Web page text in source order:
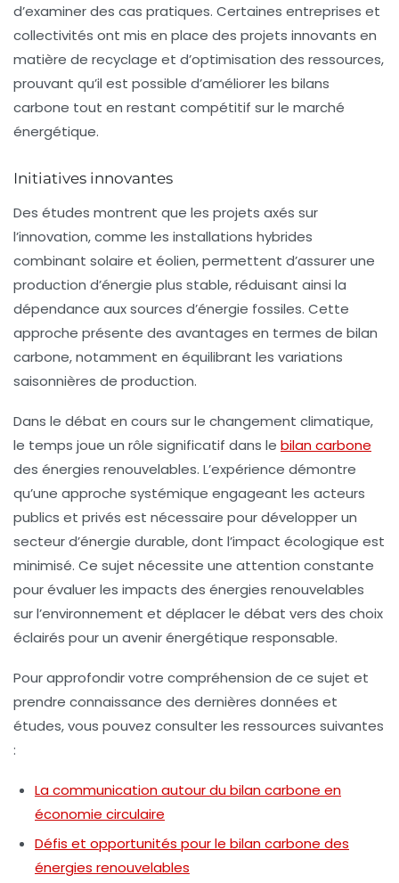
d’examiner des cas pratiques. Certaines entreprises et
collectivités ont mis en place des projets innovants en
matière de recyclage et d’optimisation des ressources,
prouvant qu’il est possible d’améliorer les bilans
carbone tout en restant compétitif sur le marché
énergétique.
Initiatives innovantes
Des études montrent que les projets axés sur
l’innovation, comme les installations hybrides
combinant solaire et éolien, permettent d’assurer une
production d’énergie plus stable, réduisant ainsi la
dépendance aux sources d’énergie fossiles. Cette
approche présente des avantages en termes de bilan
carbone, notamment en équilibrant les variations
saisonnières de production.
Dans le débat en cours sur le changement climatique,
le temps joue un rôle significatif dans le bilan carbone
des énergies renouvelables. L’expérience démontre
qu’une approche systémique engageant les acteurs
publics et privés est nécessaire pour développer un
secteur d’énergie durable, dont l’impact écologique est
minimisé. Ce sujet nécessite une attention constante
pour évaluer les impacts des énergies renouvelables
sur l’environnement et déplacer le débat vers des choix
éclairés pour un avenir énergétique responsable.
Pour approfondir votre compréhension de ce sujet et
prendre connaissance des dernières données et
études, vous pouvez consulter les ressources suivantes
:
La communication autour du bilan carbone en
économie circulaire
Défis et opportunités pour le bilan carbone des
énergies renouvelables